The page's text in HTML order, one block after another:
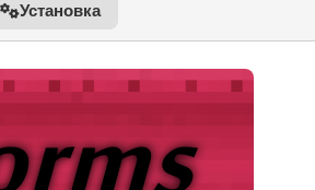
Установка